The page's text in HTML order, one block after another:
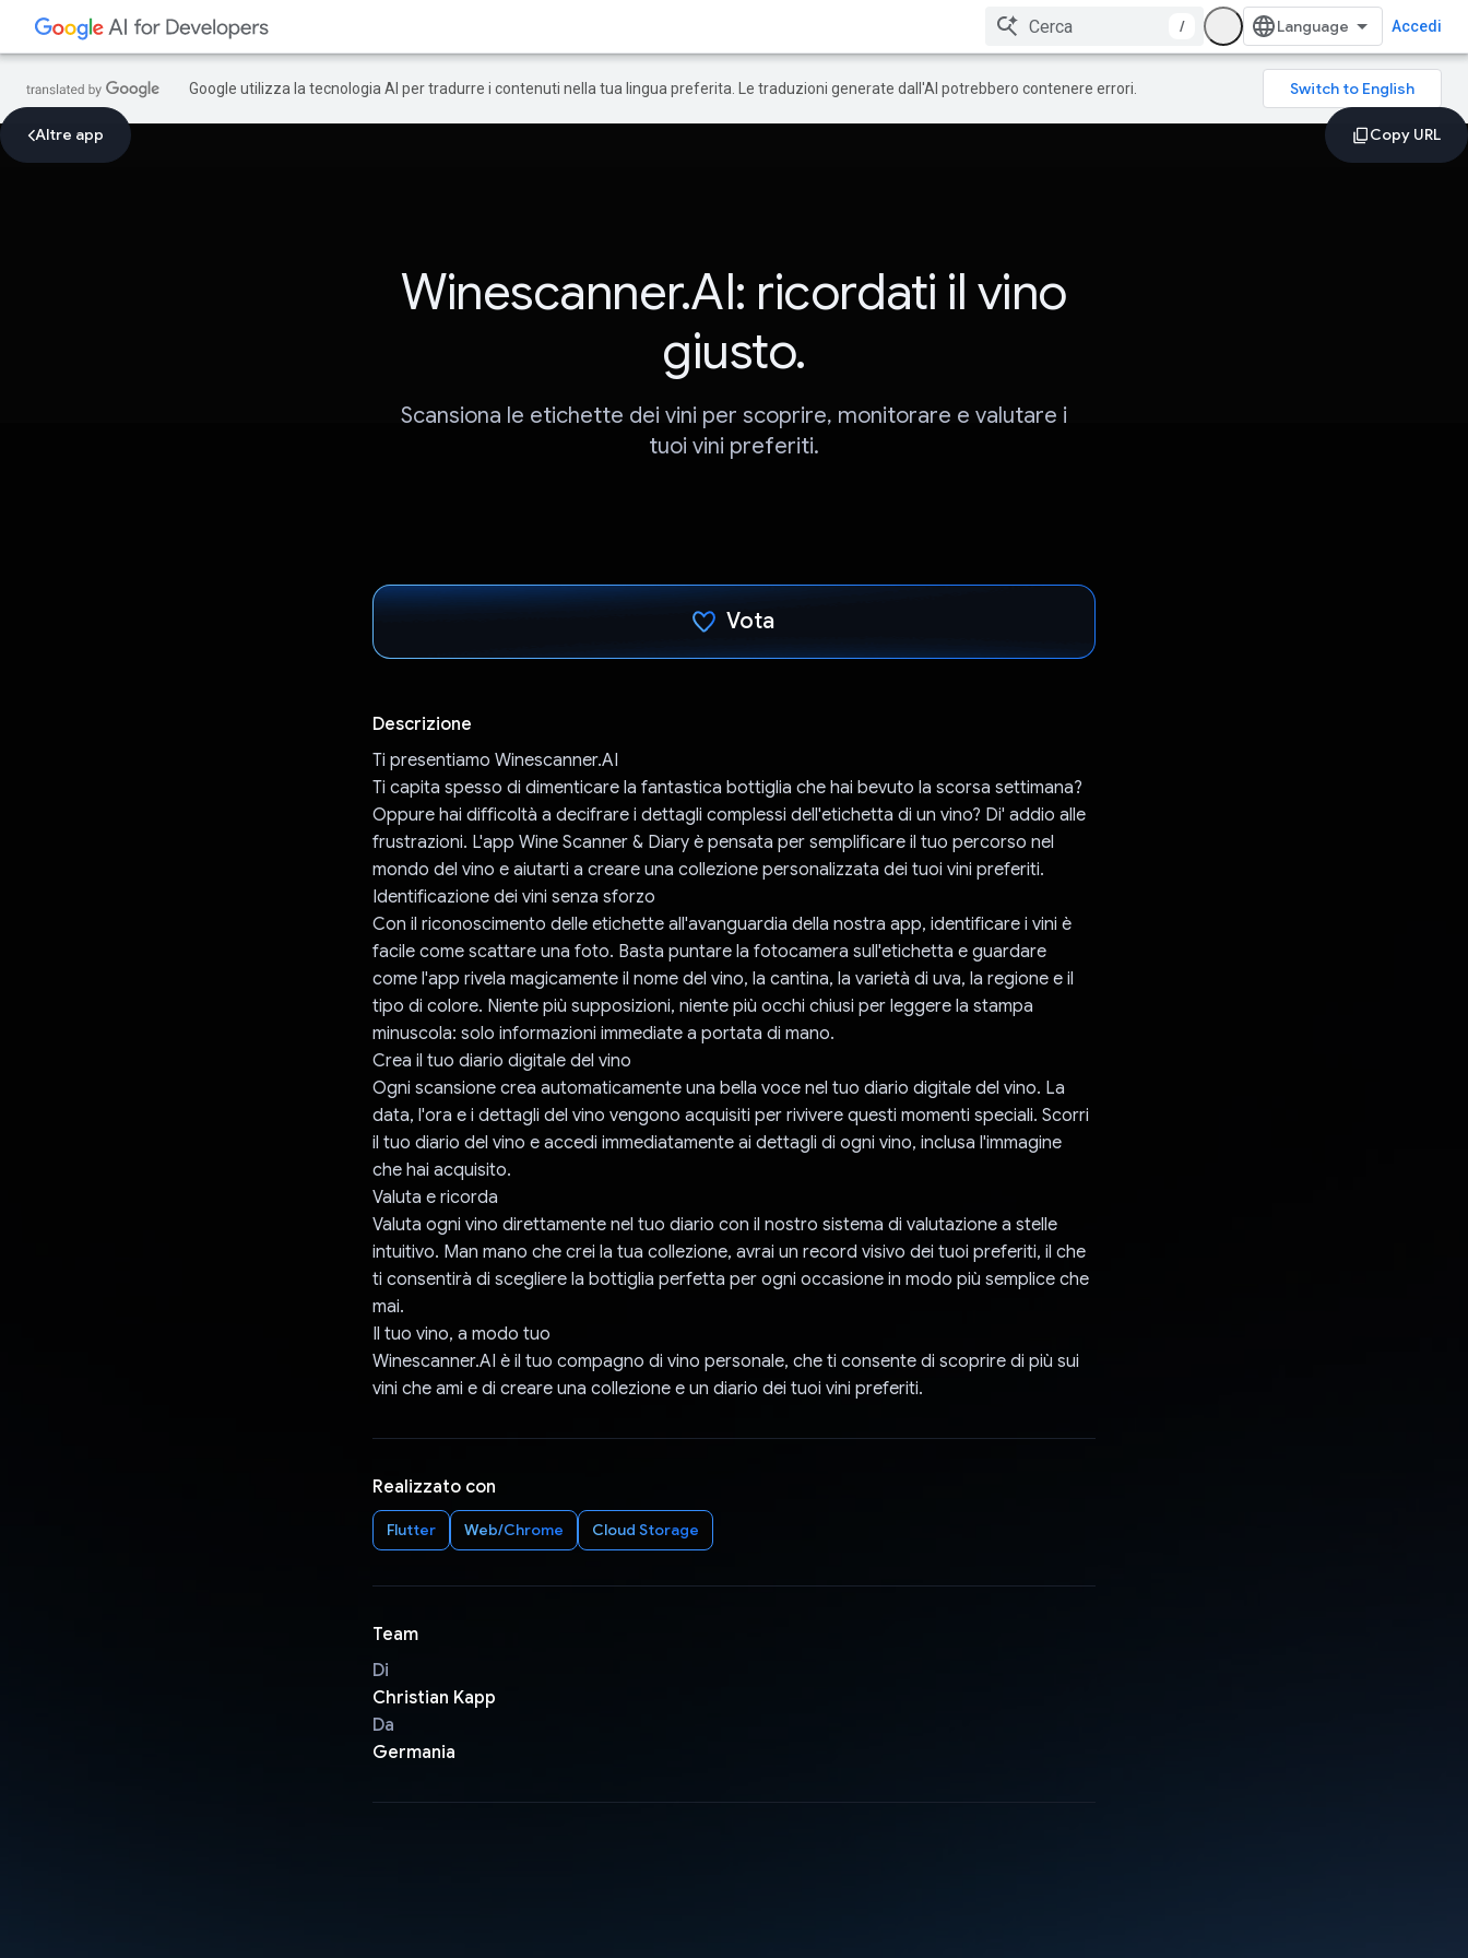
/ Accedi
Google utilizza la tecnologia AI per tradurre i contenuti nella tua lingua preferita. Le traduzioni generate dall'AI potrebbero contenere errori.
Altre app
Winescanner.AI: ricordati il vino
giusto.
Scansiona le etichette dei vini per scoprire, monitorare e valutare i
tuoi vini preferiti.
Vota
Descrizione
Ti presentiamo Winescanner.AI
Ti capita spesso di dimenticare la fantastica bottiglia che hai bevuto la scorsa settimana?
Oppure hai difficoltà a decifrare i dettagli complessi dell'etichetta di un vino? Di' addio alle
frustrazioni. L'app Wine Scanner & Diary è pensata per semplificare il tuo percorso nel
mondo del vino e aiutarti a creare una collezione personalizzata dei tuoi vini preferiti.
Identificazione dei vini senza sforzo
Con il riconoscimento delle etichette all'avanguardia della nostra app, identificare i vini è
facile come scattare una foto. Basta puntare la fotocamera sull'etichetta e guardare
come l'app rivela magicamente il nome del vino, la cantina, la varietà di uva, la regione e il
tipo di colore. Niente più supposizioni, niente più occhi chiusi per leggere la stampa
minuscola: solo informazioni immediate a portata di mano.
Crea il tuo diario digitale del vino
Ogni scansione crea automaticamente una bella voce nel tuo diario digitale del vino. La
data, l'ora e i dettagli del vino vengono acquisiti per rivivere questi momenti speciali. Scorri
il tuo diario del vino e accedi immediatamente ai dettagli di ogni vino, inclusa l'immagine
che hai acquisito.
Valuta e ricorda
Valuta ogni vino direttamente nel tuo diario con il nostro sistema di valutazione a stelle
intuitivo. Man mano che crei la tua collezione, avrai un record visivo dei tuoi preferiti, il che
ti consentirà di scegliere la bottiglia perfetta per ogni occasione in modo più semplice che
mai.
Il tuo vino, a modo tuo
Winescanner.AI è il tuo compagno di vino personale, che ti consente di scoprire di più sui
vini che ami e di creare una collezione e un diario dei tuoi vini preferiti.
Realizzato con
Flutter Web/Chrome Cloud Storage
Team
Di
Christian Kapp
Da
Germania